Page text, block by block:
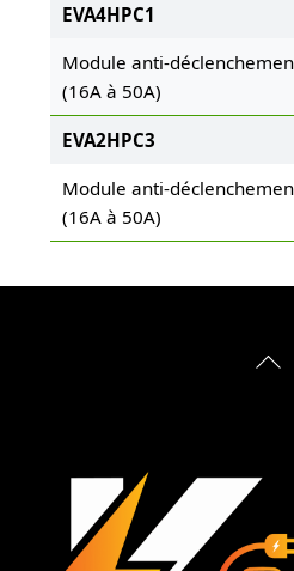
EVA4HPC1
Module anti-
(16A à 50A)
EVA2HPC3
Module anti-
(16A à 50A)
Back